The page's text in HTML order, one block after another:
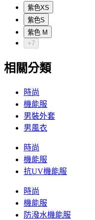
紫色XS
紫色S
紫色 M
+7
相關分類
時尚
機能服
男裝外套
男風衣
時尚
機能服
抗UV機能服
時尚
機能服
防潑水機能服